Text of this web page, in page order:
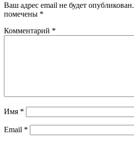
Ваш адрес email не будет опубликован.
помечены *
Комментарий *
Имя *
Email *